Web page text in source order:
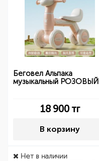
Беговел Альпака
музыкальный РОЗОВЫЙ
18 900тг
В корзину
Нет в наличии